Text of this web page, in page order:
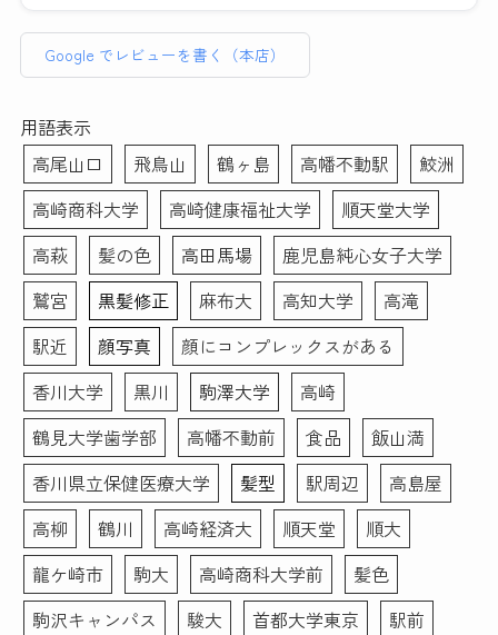
素敵な写真を作成いただ
した。
までも大丈夫ですよ〜と優
しく仰ってくださったの
けることに抵抗ある女性が
いらっしゃいましたらすぐ
落とせる最低限のメイク
(眉描くだけ等)はしても大
丈夫だと思います。(私は
メイク前にすぐ眉ラインを
クレンジングシートで落と
しました)
また、メイク＆ヘアセット
もお任せでとにかく納得の
いく写真が欲しい！という
場合は1時間以上かけてが
っつりやってくださるので
撮影後に予定入れる場合は
余裕もった方がいいと思い
ました！
こちらのお写真を提出して
転職活動頑張ります！あり
がとうございました！
なりました。修正も細かい
ところまで丁寧に手作業で
した。写真を選ぶ際や表情
などのアドバイスもあった
ので初めての方にもおすす
めです。データも複数背景
のもの、修正あり・なしの
もの、シールでいただける
ので助かりました。この度
はありがとうございまし
た！！
普段被写体になることがなく、スーツ姿になる事も滅多に
ました。
そのような者でも、メイクさんとカメラマンさんお二方は
丁寧に話を聞き出し、素敵な写真を撮りましょうと寄り添
って下さいました。
メイクは特別な事はなく、けれどどう写り込むかを計算し
たプロのメイクアップです。せっかくキチンと撮影しても
らうなら、下手に素人が手を入れるより、プロにやっても
らう方がより満足度が高い写真が出来るかもと思いお願い
したのですが、正解でした。
撮影後、要すれば修整してもらえます。カメラマンさんと
相談しつつ、写真画像を見つつ修整していくので、不安な
く仕上がりました。
写真だけで当落が決まるとは思いません。しかし今回キチ
ンと写真を撮ってもらった事が、思いのほか自分を客観的
に振り返るきっかけとなりました。そういった副次的なこ
とも含め、「リクルート写真」はオススメできると思いま
す。ありがとうございました。
Google でレビューを書く（本店）
用語表示
高尾山口
飛鳥山 鶴ヶ島 高幡不動駅
鮫洲
高崎商科大学
高崎健康福祉大学
順天堂大学
高萩
髪の色 高田馬場
鹿児島純心女子大学
鷲宮
黒髪修正 麻布大 高知大学
高滝
駅近
顔写真
顔にコンプレックスがある
香川大学
黒川 駒澤大学
高崎
鶴見大学歯学部
高幡不動前 食品
飯山満
香川県立保健医療大学
髪型 駅周辺
高島屋
高柳
鶴川 高崎経済大 順天堂
順大
龍ケ崎市
駒大 高崎商科大学前
髪色
駒沢キャンパス
駿大 首都大学東京
駅前